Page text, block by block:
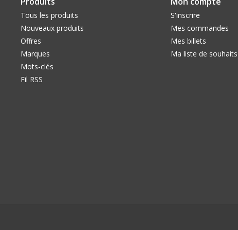
Tous les produits
Nouveaux produits
Offres
Marques
Mots-clés
Fil RSS
S'inscrire
Mes commandes
Mes billets
Ma liste de souhaits